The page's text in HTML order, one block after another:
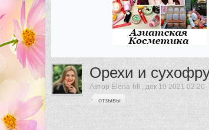
Орехи и
АвторElena-hll ,дек 10 2021 02:20
отзывы